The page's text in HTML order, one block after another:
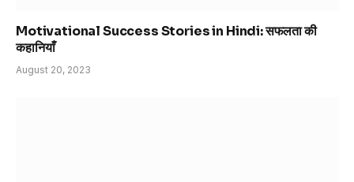
Motivational Success Stories in Hindi: सफलता की
कहानियाँ
August 20, 2023